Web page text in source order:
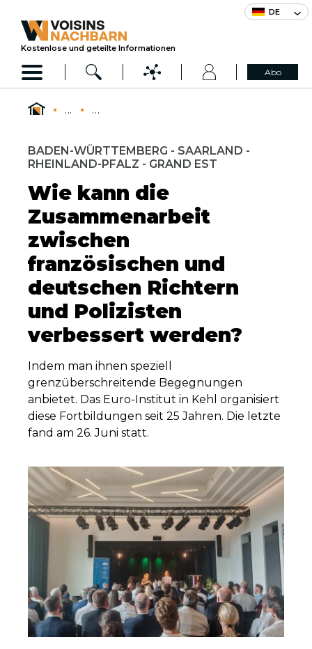
DE
Kostenlose und geteilte Informationen
Abo
... ...
BADEN-WÜRTTEMBERG - SAARLAND -
RHEINLAND-PFALZ - GRAND EST
Wie kann die
Zusammenarbeit
zwischen
französischen und
deutschen Richtern
und Polizisten
verbessert werden?
Indem man ihnen speziell
grenzüberschreitende Begegnungen
anbietet. Das Euro-Institut in Kehl organisiert
diese Fortbildungen seit 25 Jahren. Die letzte
fand am 26. Juni statt.